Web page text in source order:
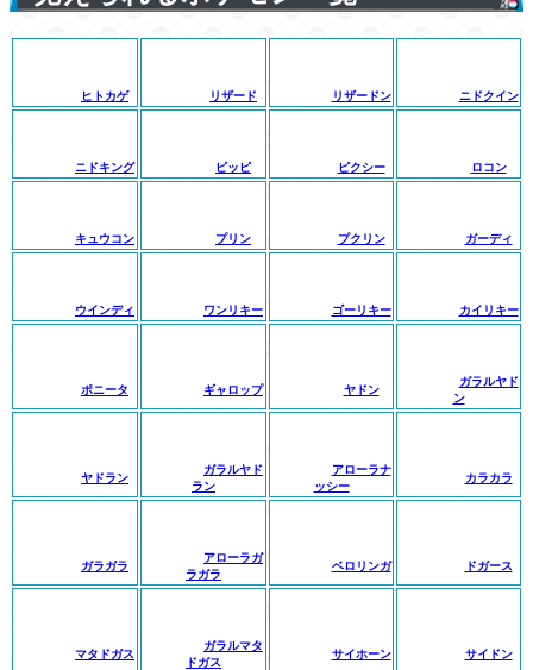
ヒトカゲ リザード リザードン ニドクイン
ニドキング ピッピ ピクシー ロコン
キュウコン プリン プクリン ガーディ
ウインディ ワンリキー ゴーリキー カイリキー
ポニータ ギャロップ ヤドン
ガラルヤド
ン
ヤドラン
ガラルヤド
ラン
アローラナ
ッシー
カラカラ
ガラガラ
アローラガ
ラガラ
ベロリンガ ドガース
マタドガス
ガラルマタ
ドガス
サイホーン サイドン